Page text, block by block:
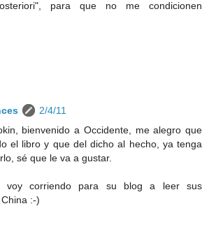
para que no me condicionen
2/4/11
bienvenido a Occidente, me alegro que
el libro y que del dicho al hecho, ya tenga
sé que le va a gustar.
voy corriendo para su blog a leer sus
:-)